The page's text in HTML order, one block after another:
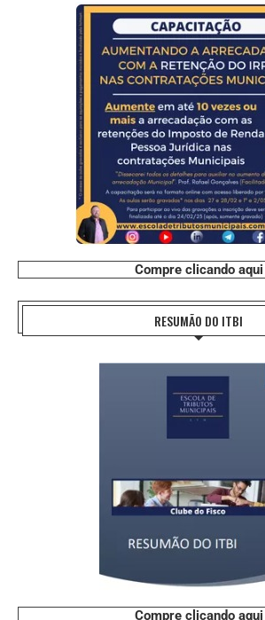
Compre clicando aqui
RESUMÃO DO ITBI
Compre clicando aqui